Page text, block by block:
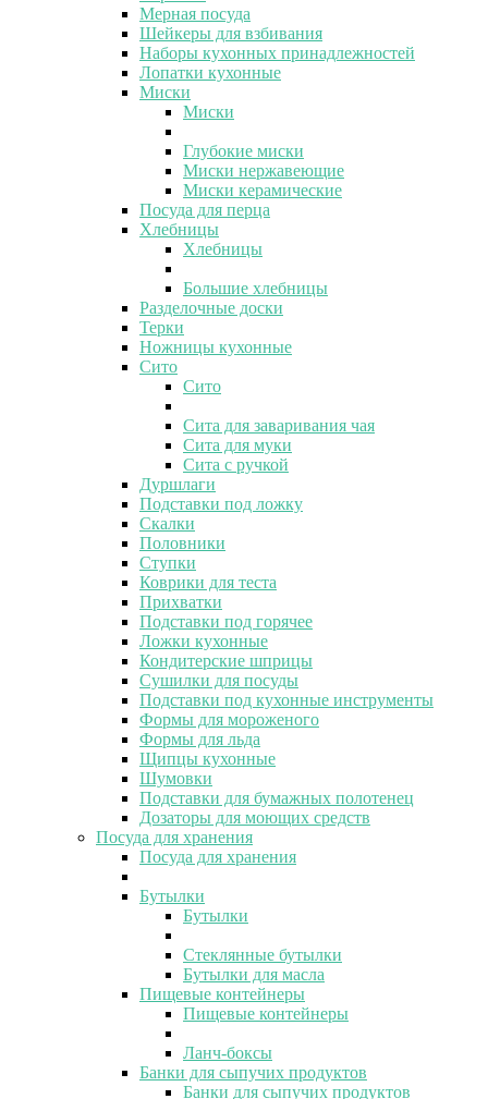
Мерная посуда
Шейкеры для взбивания
Наборы кухонных принадлежностей
Лопатки кухонные
Миски
Миски
Глубокие миски
Миски нержавеющие
Миски керамические
Посуда для перца
Хлебницы
Хлебницы
Большие хлебницы
Разделочные доски
Терки
Ножницы кухонные
Сито
Сито
Сита для заваривания чая
Сита для муки
Сита с ручкой
Дуршлаги
Подставки под ложку
Скалки
Половники
Ступки
Коврики для теста
Прихватки
Подставки под горячее
Ложки кухонные
Кондитерские шприцы
Сушилки для посуды
Подставки под кухонные инструменты
Формы для мороженого
Формы для льда
Щипцы кухонные
Шумовки
Подставки для бумажных полотенец
Дозаторы для моющих средств
Посуда для хранения
Посуда для хранения
Бутылки
Бутылки
Стеклянные бутылки
Бутылки для масла
Пищевые контейнеры
Пищевые контейнеры
Ланч-боксы
Банки для сыпучих продуктов
Банки для сыпучих продуктов